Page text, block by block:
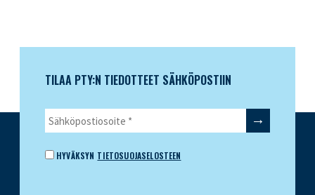
TILAA PTY:N TIEDOTTEET SÄHKÖPOSTIIN
HYVÄKSYN TIETOSUOJASELOSTEEN